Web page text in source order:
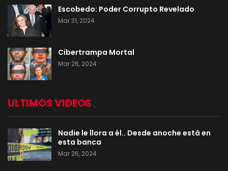
Escobedo: Poder Corrupto Revelado
Mar 31, 2024
Cibertrampa Mortal
Mar 26, 2024
ULTIMOS VIDEOS
Nadie le llora a él.. Desde anoche está en
esta banca
Mar 26, 2024